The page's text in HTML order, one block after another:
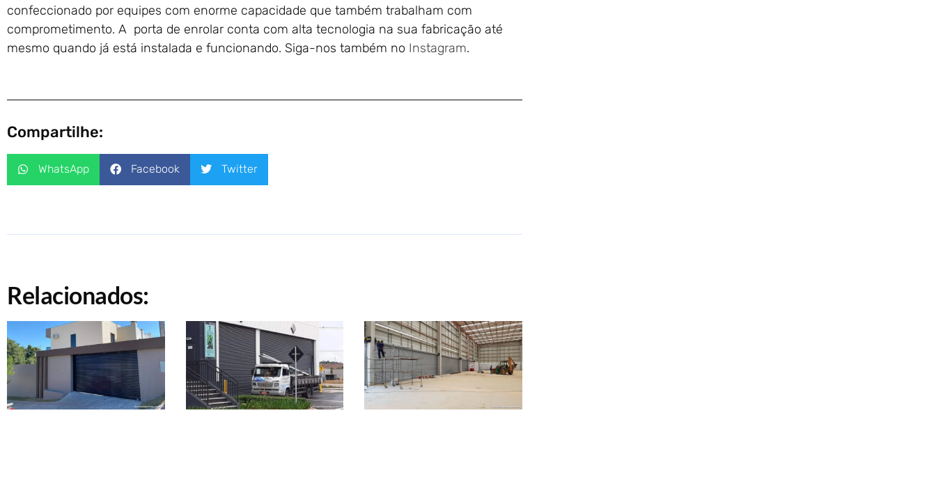
confeccionado por equipes com enorme capacidade que também trabalham com
comprometimento. A porta de enrolar conta com alta tecnologia na sua fabricação até
mesmo quando já está instalada e funcionando. Siga-nos também no Instagram.
Compartilhe:
WhatsApp Facebook Twitter
Relacionados: